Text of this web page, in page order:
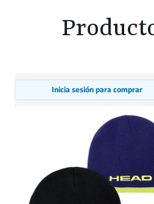
Inicia sesión para comprar